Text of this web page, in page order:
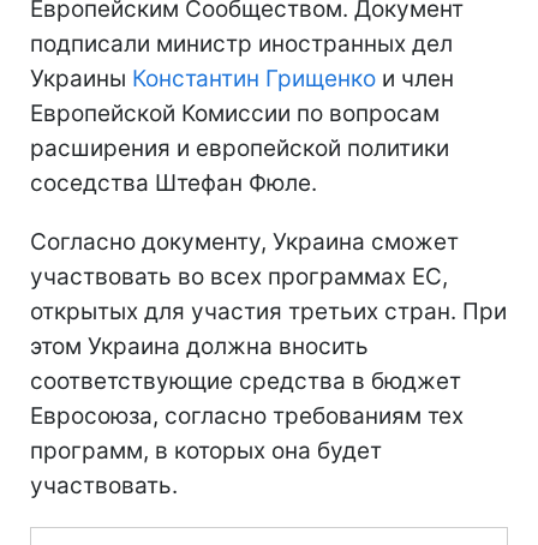
Европейским Сообществом. Документ
подписали министр иностранных дел
Украины Константин Грищенко и член
Европейской Комиссии по вопросам
расширения и европейской политики
соседства Штефан Фюле.
Согласно документу, Украина сможет
участвовать во всех программах ЕС,
открытых для участия третьих стран. При
этом Украина должна вносить
соответствующие средства в бюджет
Евросоюза, согласно требованиям тех
программ, в которых она будет
участвовать.